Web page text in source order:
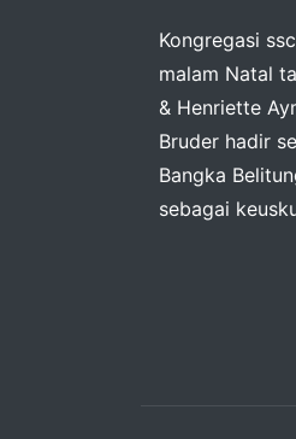
Kongregasi
malam Natal
& Henriette
Bruder hadir
Bangka
sebagai